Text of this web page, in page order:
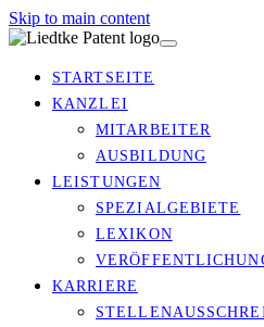
Skip to main content
STARTSEITE
KANZLEI
MITARBEITER
AUSBILDUNG
LEISTUNGEN
SPEZIALGEBIETE
LEXIKON
KARRIERE